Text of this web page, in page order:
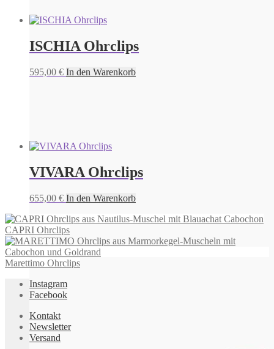
ISCHIA Ohrclips
595,00 € In den Warenkorb
VIVARA Ohrclips
655,00 € In den Warenkorb
CAPRI Ohrclips
Marettimo Ohrclips
Instagram
Facebook
Kontakt
Newsletter
Versand